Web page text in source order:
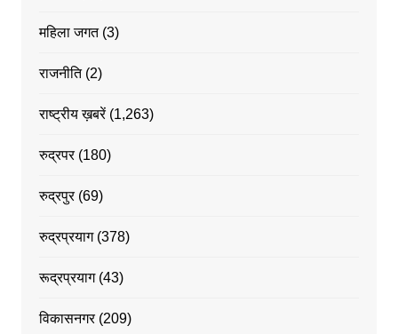
महिला जगत(3)
राजनीति(2)
राष्ट्रीय ख़बरें(1,263)
रुद्रपर(180)
रुद्रपुर(69)
रुद्रप्रयाग(378)
रूद्रप्रयाग(43)
विकासनगर(209)